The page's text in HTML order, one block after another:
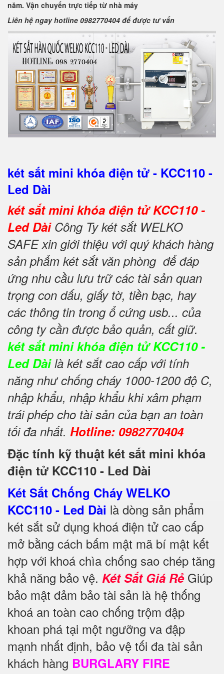
năm. Vận chuyển trực tiếp từ nhà máy
Liên hệ ngay hotline 0982770404 để được tư vấn
két sắt mini khóa điện tử - KCC110 -
Led Dài
két sắt mini khóa điện tử KCC110 -
Led Dài Công Ty két sắt WELKO
SAFE xin giới thiệu với quý khách hàng
sản phẩm két sắt văn phòng để đáp
ứng nhu cầu lưu trữ các tài sản quan
trọng con dấu, giấy tờ, tiền bạc, hay
các thông tin trong ổ cứng usb... của
công ty cần được bảo quản, cất giữ.
két sắt mini khóa điện tử KCC110 -
Led Dàilà két sắt cao cấp với tính
năng như chống cháy 1000-1200 độ C,
nhập khẩu, nhập khẩu khi xâm phạm
trái phép cho tài sản của bạn an toàn
tối đa nhất. Hotline: 0982770404
Đặc tính kỹ thuật két sắt mini khóa
điện tử KCC110 - Led Dài
Két Sắt Chống Cháy WELKO
KCC110 - Led Dài là dòng sản phẩm
két sắt sử dụng khoá điện tử cao cấp
mở bằng cách bấm mật mã bí mật kết
hợp với khoá chìa chống sao chép tăng
khả năng bảo vệ. Két Sắt Giá RẻGiúp
bảo mật đảm bảo tài sản là hệ thống
khoá an toàn cao chống trộm đập
khoan phá tại một ngưỡng va đập
mạnh nhất định, bảo vệ tối đa tài sản
khách hàng BURGLARY FIRE